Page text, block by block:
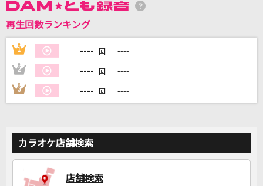
DAMの新曲・ランキングなど
DAMに会員登録・ログインして
自宅でカラオケ歌い放題！
再生回数ランキング
1 ---- 回 ----
2 ---- 回 ----
3 ---- 回 ----
カラオケ店舗検索
店舗検索